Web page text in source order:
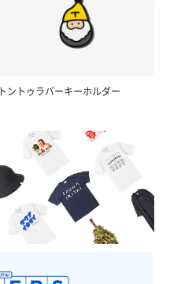
トントゥラバーキーホルダー